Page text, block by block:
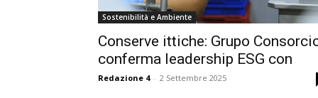
Sostenibilità e Ambiente
Conserve ittiche: Grupo
conferma leadership ESG con
Redazione 4 - 2 Settembre 2025